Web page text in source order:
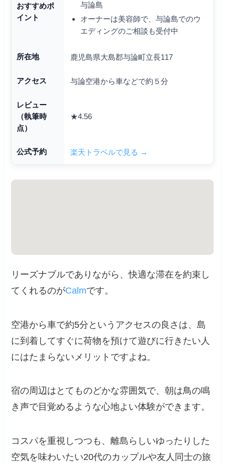
おすすめポ
イント
与論島
オーナーは美容師で、与論島でのウ
エディングのご相談も受付中
所在地 鹿児島県大島郡与論町立長117
アクセス 与論空港から車などで約５分
レビュー
（執筆時
点）
★4.56
公式予約 楽天トラベルで見る →
リーズナブルでありながら、快適な滞在を約束し
てくれるのがCalmです。
空港から車で約5分というアクセスの良さは、島
に到着してすぐに荷物を預けて遊びに行きたい人
にはたまらないメリットですよね。
宿の周辺はとてものどかな雰囲気で、朝は鳥の鳴
き声で目覚めるような心地よい体験ができます。
コスパを重視しつつも、離島らしいゆったりした
空気を味わいたい20代のカップルや友人同士の旅